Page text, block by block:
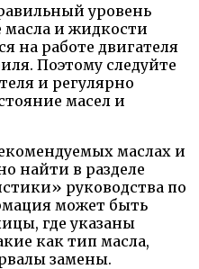
уровень
и жидкости
на работе двигателя
Поэтому следуйте
и регулярно
масел и
маслах и
найти в разделе
руководства по
может быть
где указаны
как тип масла,
замены.